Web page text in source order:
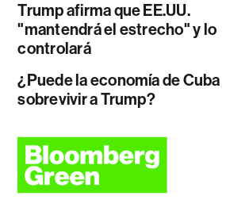
Trump afirma que EE.UU.
"mantendrá el estrecho" y lo
controlará
¿Puede la economía de Cuba
sobrevivir a Trump?